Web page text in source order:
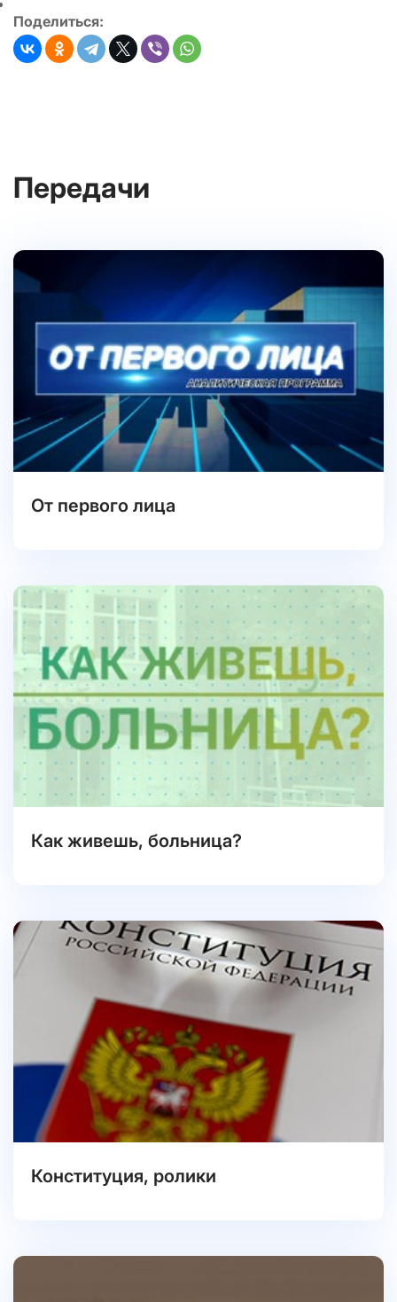
Поделиться:
Передачи
От первого лица
Как живешь, больница?
Конституция, ролики